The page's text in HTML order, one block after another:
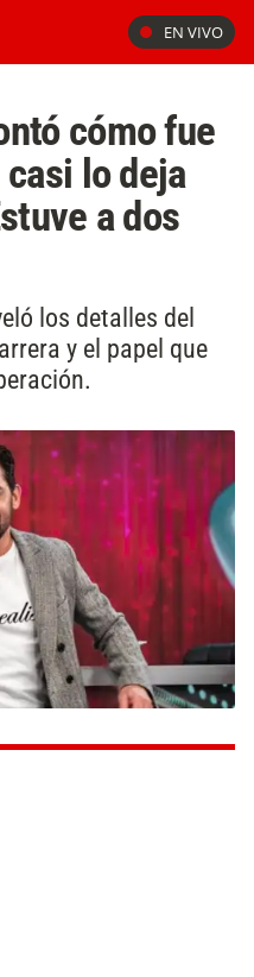
EN VIVO
cómo fue
lo deja
a dos
los detalles del
y el papel que